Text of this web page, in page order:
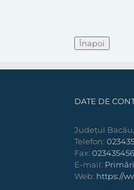
DATE DE
Județul
Telefon:
Fax:
E-mail:
Web: https://